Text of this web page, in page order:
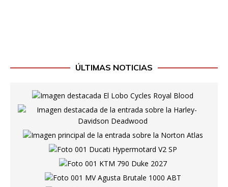
ÚLTIMAS NOTICIAS